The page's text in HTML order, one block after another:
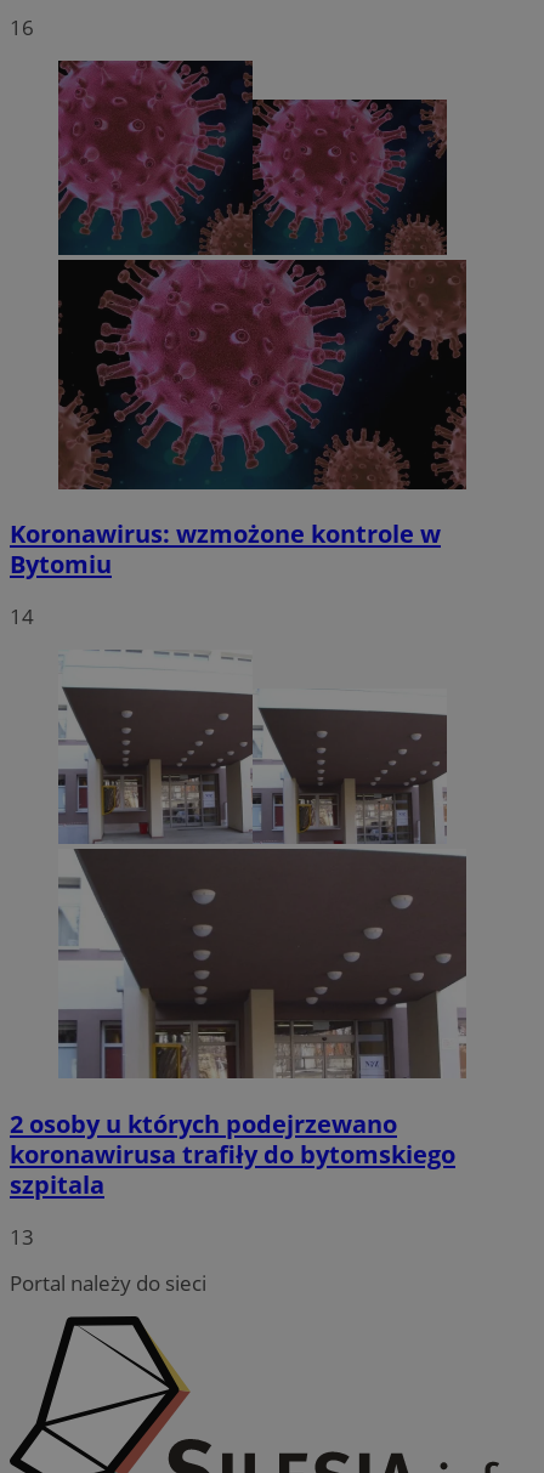
16
Koronawirus: wzmożone kontrole w
Bytomiu
14
2 osoby u których podejrzewano
koronawirusa trafiły do bytomskiego
szpitala
13
Portal należy do sieci